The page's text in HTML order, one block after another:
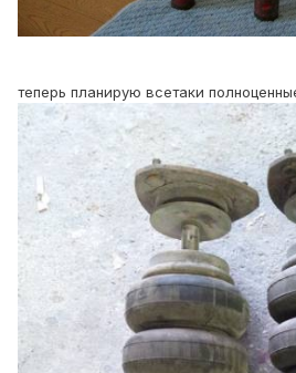
теперь планирую всетаки